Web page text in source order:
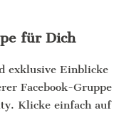
für Dich
exklusive Einblicke
Facebook-Gruppe
Klicke einfach auf